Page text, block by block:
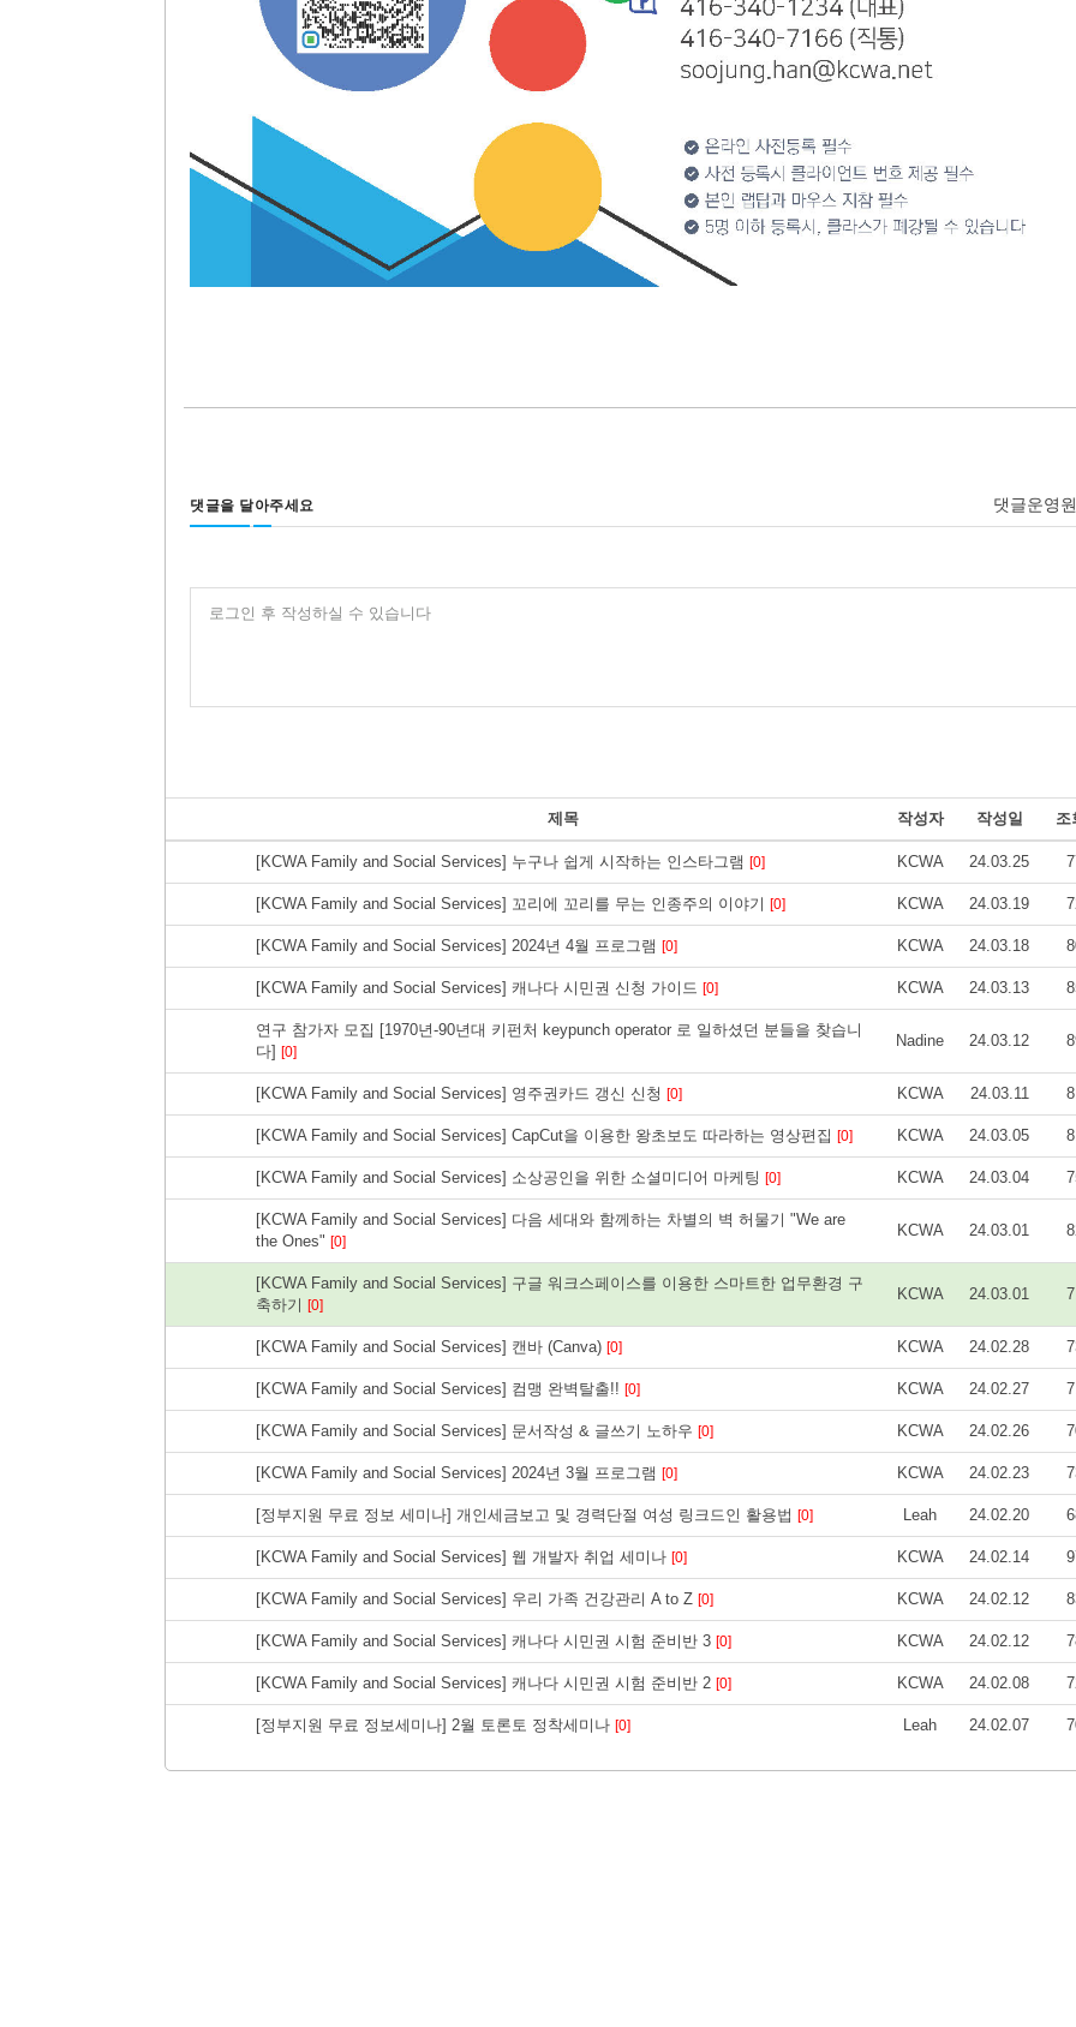
댓글을 달아주세요 댓글운영
로그인 후 작성하실 수 있습니다
제목 작성자 작성일 조
[KCWA Family and Social Services] 누구나 쉽게 시작하는 인스타그램 [0] KCWA 24.03.25
[KCWA Family and Social Services] 꼬리에 꼬리를 무는 인종주의 이야기 [0] KCWA 24.03.19
[KCWA Family and Social Services] 2024년 4월 프로그램 [0] KCWA 24.03.18
[KCWA Family and Social Services] 캐나다 시민권 신청 가이드 [0] KCWA 24.03.13
연구 참가자 모집 [1970년-90년대 키펀처 keypunch operator 로 일하셨던 분들을 찾습니
다] [0]
Nadine 24.03.12
[KCWA Family and Social Services] 영주권카드 갱신 신청 [0] KCWA 24.03.11
[KCWA Family and Social Services] CapCut을 이용한 왕초보도 따라하는 영상편집 [0] KCWA 24.03.05
[KCWA Family and Social Services] 소상공인을 위한 소셜미디어 마케팅 [0] KCWA 24.03.04
[KCWA Family and Social Services] 다음 세대와 함께하는 차별의 벽 허물기 "We are
the Ones" [0]
KCWA 24.03.01
[KCWA Family and Social Services] 구글 워크스페이스를 이용한 스마트한 업무환경 구
축하기 [0]
KCWA 24.03.01
[KCWA Family and Social Services] 캔바 (Canva) [0] KCWA 24.02.28
[KCWA Family and Social Services] 컴맹 완벽탈출!! [0] KCWA 24.02.27
[KCWA Family and Social Services] 문서작성 & 글쓰기 노하우 [0] KCWA 24.02.26
[KCWA Family and Social Services] 2024년 3월 프로그램 [0] KCWA 24.02.23
[정부지원 무료 정보 세미나] 개인세금보고 및 경력단절 여성 링크드인 활용법 [0] Leah 24.02.20
[KCWA Family and Social Services] 웹 개발자 취업 세미나 [0] KCWA 24.02.14
[KCWA Family and Social Services] 우리 가족 건강관리 A to Z [0] KCWA 24.02.12
[KCWA Family and Social Services] 캐나다 시민권 시험 준비반 3 [0] KCWA 24.02.12
[KCWA Family and Social Services] 캐나다 시민권 시험 준비반 2 [0] KCWA 24.02.08
[정부지원 무료 정보세미나] 2월 토론토 정착세미나 [0] Leah 24.02.07